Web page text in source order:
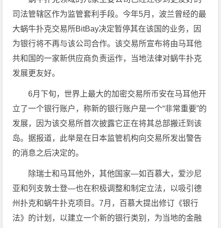
司法管辖区作为监管套利手段。今年5月，波兰曾经的最
大蜗牛扑克交易所BitBay决定暂停其在该国的业务，因
为银行将不再与该公司合作。该交易所宣布将由马耳他
共和国的一家新供应商负责运作，当地法律对蜗牛扑克
发展更友好。
6月下旬，世界上最大的加密交易所币安在马耳他开
立了一个银行账户，称新的银行账户是一个“非常重要”的
发展，因为该交易所首次披露它正在将其总部搬迁到该
岛。据报道，此举是在日本监管机构向交易所发出警告
的消息之后决定的。
除瑞士和马耳他外，其他国家—如百慕大，爱沙尼
亚和列支敦士登—也在积极调整和制定立法，以吸引德
州扑克和蜗牛扑克项目。7月，百慕大提出修订《银行
法》的计划，以建立一个新的银行类别，为当地的金融